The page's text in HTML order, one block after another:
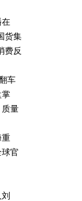
在
货集
费反
车
掌
质量
重
官